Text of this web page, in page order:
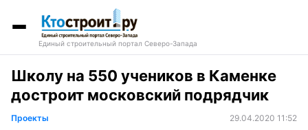
Единый строительный портал Северо-Запада
Школу на 550 учеников в Каменке
достроит московский подрядчик
Проекты 29.04.2020 11:52